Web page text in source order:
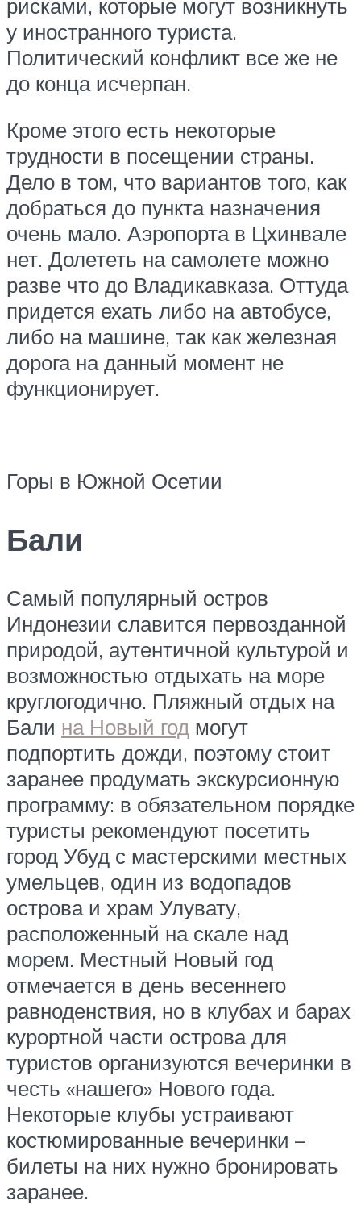
рисками, которые могут возникнуть
у иностранного туриста.
Политический конфликт все же не
до конца исчерпан.
Кроме этого есть некоторые
трудности в посещении страны.
Дело в том, что вариантов того, как
добраться до пункта назначения
очень мало. Аэропорта в Цхинвале
нет. Долететь на самолете можно
разве что до Владикавказа. Оттуда
придется ехать либо на автобусе,
либо на машине, так как железная
дорога на данный момент не
функционирует.
Горы в Южной Осетии
Бали
Самый популярный остров
Индонезии славится первозданной
природой, аутентичной культурой и
возможностью отдыхать на море
круглогодично. Пляжный отдых на
Бали на Новый год могут
подпортить дожди, поэтому стоит
заранее продумать экскурсионную
программу: в обязательном порядке
туристы рекомендуют посетить
город Убуд с мастерскими местных
умельцев, один из водопадов
острова и храм Улувату,
расположенный на скале над
морем. Местный Новый год
отмечается в день весеннего
равноденствия, но в клубах и барах
курортной части острова для
туристов организуются вечеринки в
честь «нашего» Нового года.
Некоторые клубы устраивают
костюмированные вечеринки –
билеты на них нужно бронировать
заранее.